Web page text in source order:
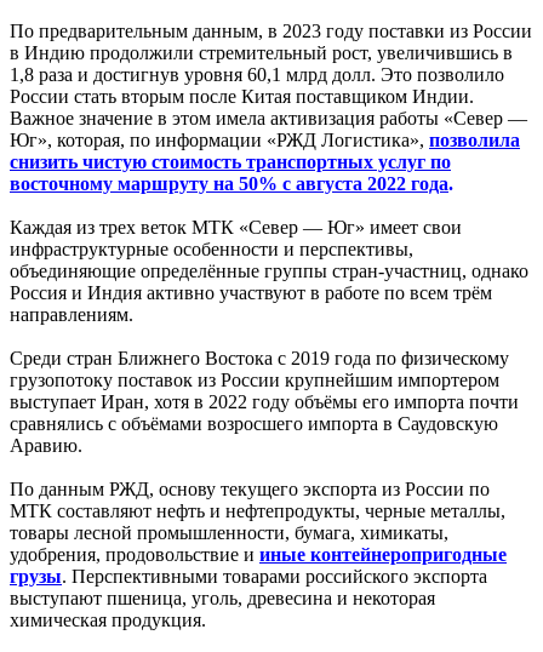
По предварительным данным, в 2023 году поставки из России
в Индию продолжили стремительный рост, увеличившись в
1,8 раза и достигнув уровня 60,1 млрд долл. Это позволило
России стать вторым после Китая поставщиком Индии.
Важное значение в этом имела активизация работы «Север —
Юг», которая, по информации «РЖД Логистика», позволила
снизить чистую стоимость транспортных услуг по
восточному маршруту на 50% с августа 2022 года.
Каждая из трех веток МТК «Север — Юг» имеет свои
инфраструктурные особенности и перспективы,
объединяющие определённые группы стран-участниц, однако
Россия и Индия активно участвуют в работе по всем трём
направлениям.
Среди стран Ближнего Востока с 2019 года по физическому
грузопотоку поставок из России крупнейшим импортером
выступает Иран, хотя в 2022 году объёмы его импорта почти
сравнялись с объёмами возросшего импорта в Саудовскую
Аравию.
По данным РЖД, основу текущего экспорта из России по
МТК составляют нефть и нефтепродукты, черные металлы,
товары лесной промышленности, бумага, химикаты,
удобрения, продовольствие и иные контейнеропригодные
грузы. Перспективными товарами российского экспорта
выступают пшеница, уголь, древесина и некоторая
химическая продукция.